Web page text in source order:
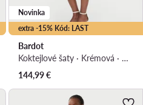
extra -15% Kód: LAST
Novinka
Bardot
Koktejlové šaty · Krémová · Midi
144,99€